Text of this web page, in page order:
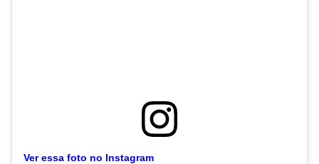
Ver essa foto no Instagram